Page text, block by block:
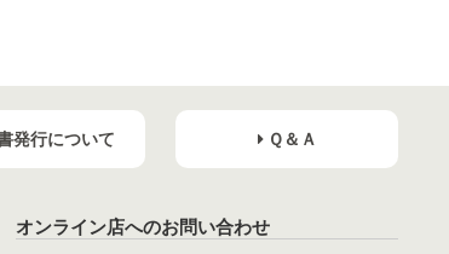
発行について Ｑ＆Ａ
オンライン店へのお問い合わせ